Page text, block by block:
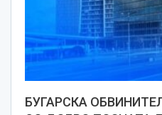
БУГАРСКА